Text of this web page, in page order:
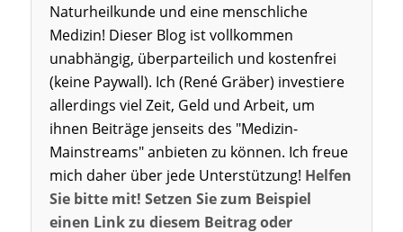
Naturheilkunde und eine menschliche
Medizin! Dieser Blog ist vollkommen
unabhängig, überparteilich und kostenfrei
(keine Paywall). Ich (René Gräber) investiere
allerdings viel Zeit, Geld und Arbeit, um
ihnen Beiträge jenseits des "Medizin-
Mainstreams" anbieten zu können. Ich freue
mich daher über jede Unterstützung! Helfen
Sie bitte mit! Setzen Sie zum Beispiel
einen Link zu diesem Beitrag oder